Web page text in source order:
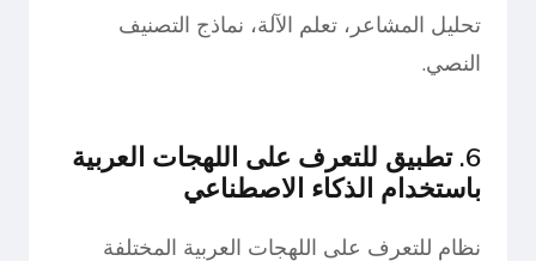
تحليل المشاعر، تعلم الآلة، نماذج التصنيف
النصي.
6. تطبيق للتعرف على اللهجات العربية
باستخدام الذكاء الاصطناعي
نظام للتعرف على اللهجات العربية المختلفة